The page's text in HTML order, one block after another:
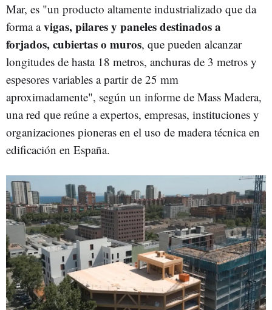
Mar, es "un producto altamente industrializado que da
forma avigas, pilares y paneles destinados a
forjados, cubiertas o muros, que pueden alcanzar
longitudes de hasta 18 metros, anchuras de 3 metros y
espesores variables a partir de 25 mm
aproximadamente", según un informe de Mass Madera,
una red que reúne a expertos, empresas, instituciones y
organizaciones pioneras en el uso de madera técnica en
edificación en España.